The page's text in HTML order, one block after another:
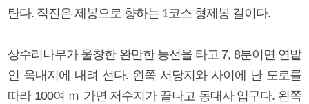
탄다. 직진은 제봉으로 향하는 1코스 형제봉 길이다.
상수리나무가 울창한 완만한 능선을 타고 7, 8분이면 연밭
인 옥내지에 내려 선다. 왼쪽 서당지와 사이에 난 도로를
따라 100여 ｍ 가면 저수지가 끝나고 동대사 입구다. 왼쪽